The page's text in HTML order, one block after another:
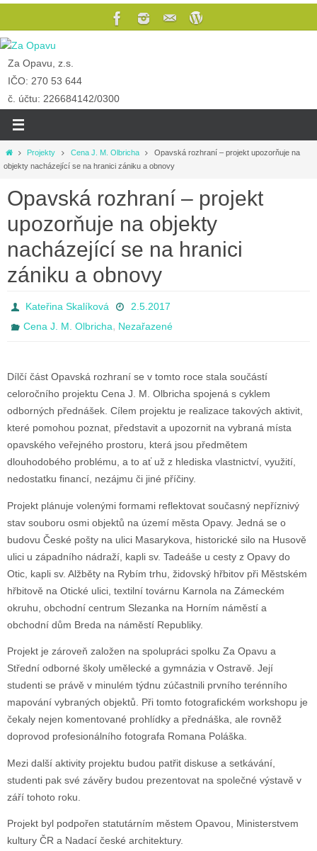
Za Opavu, z.s.
IČO: 270 53 644
č. účtu: 226684142/0300
Projekty Cena J. M. Olbricha
Opavská rozhraní – projekt upozorňuje na
objekty nacházející se na hranici zániku a obnovy
Opavská rozhraní – projekt
upozorňuje na objekty
nacházející se na hranici
zániku a obnovy
Kateřina Skalíková
2.5.2017
Cena J. M. Olbricha, Nezařazené
Dílčí část Opavská rozhraní se v tomto roce stala součástí
celoročního projektu Cena J. M. Olbricha spojená s cyklem
odborných přednášek. Cílem projektu je realizace takových aktivit,
které pomohou poznat, představit a upozornit na vybraná místa
opavského veřejného prostoru, která jsou předmětem
dlouhodobého problému, a to ať už z hlediska vlastnictví, využití,
nedostatku financí, nezájmu či jiné příčiny.
Projekt plánuje volenými formami reflektovat současný nepříznivý
stav souboru osmi objektů na území města Opavy. Jedná se o
budovu České pošty na ulici Masarykova, historické silo na Husově
ulici u západního nádraží, kapli sv. Tadeáše u cesty z Opavy do
Otic, kapli sv. Alžběty na Rybím trhu, židovský hřbitov při Městském
hřbitově na Otické ulici, textilní továrnu Karnola na Zámeckém
okruhu, obchodní centrum Slezanka na Horním náměstí a
obchodní dům Breda na náměstí Republiky.
Projekt je zároveň založen na spolupráci spolku Za Opavu a
Střední odborné školy umělecké a gymnázia v Ostravě. Její
studenti se právě v minulém týdnu zúčastnili prvního terénního
mapování vybraných objektů. Při tomto fotografickém workshopu je
čekaly nejen komentované prohlídky a přednáška, ale rovněž
doprovod profesionálního fotografa Romana Poláška.
Mezi další aktivity projektu budou patřit diskuse a setkávání,
studenti pak své závěry budou prezentovat na společné výstavě v
září tohoto roku.
Projekt byl podpořen statutárním městem Opavou, Ministerstvem
kultury ČR a Nadací české architektury.